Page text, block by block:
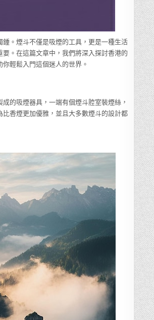
。煙斗不僅是吸煙的工具，更是一種生活
。在這篇文章中，我們將深入探討香港的
輕鬆入門這個迷人的世界。
的吸煙器具，一端有個煙斗腔室裝煙絲，
香煙更加優雅，並且大多數煙斗的設計都